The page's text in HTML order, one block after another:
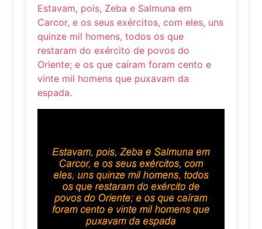
Estavam, pois, Zeba e Salmuna em
Carcor, e os seus exércitos, com eles, uns
quinze mil homens, todos os que
restaram do exército de povos do
Oriente; e os que caíram foram cento e
vinte mil homens que puxavam da
espada.